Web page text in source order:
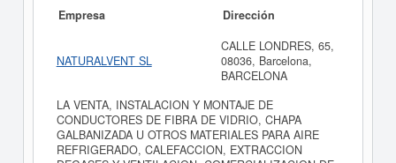
Empresa Dirección
NATURALVENT SL
CALLE LONDRES, 65,
08036, Barcelona,
BARCELONA
LA VENTA, INSTALACION Y MONTAJE DE
CONDUCTORES DE FIBRA DE VIDRIO, CHAPA
GALBANIZADA U OTROS MATERIALES PARA AIRE
REFRIGERADO, CALEFACCION, EXTRACCION